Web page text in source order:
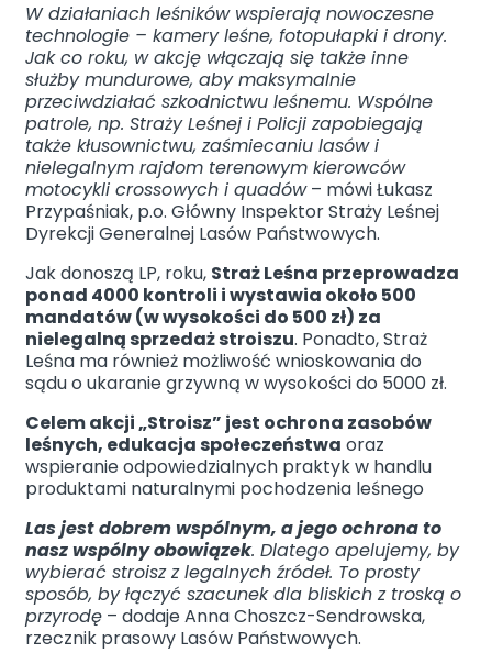
W działaniach leśników wspierają nowoczesne
technologie – kamery leśne, fotopułapki i drony.
Jak co roku, w akcję włączają się także inne
służby mundurowe, aby maksymalnie
przeciwdziałać szkodnictwu leśnemu. Wspólne
patrole, np. Straży Leśnej i Policji zapobiegają
także kłusownictwu, zaśmiecaniu lasów i
nielegalnym rajdom terenowym kierowców
motocykli crossowych i quadów– mówi Łukasz
Przypaśniak, p.o. Główny Inspektor Straży Leśnej
Dyrekcji Generalnej Lasów Państwowych.
Jak donoszą LP, roku, Straż Leśna przeprowadza
ponad 4000 kontroli i wystawia około 500
mandatów (w wysokości do 500 zł) za
nielegalną sprzedaż stroiszu. Ponadto, Straż
Leśna ma również możliwość wnioskowania do
sądu o ukaranie grzywną w wysokości do 5000 zł.
Celem akcji „Stroisz” jest ochrona zasobów
leśnych, edukacja społeczeństwa oraz
wspieranie odpowiedzialnych praktyk w handlu
produktami naturalnymi pochodzenia leśnego
Las jest dobrem wspólnym, a jego ochrona to
nasz wspólny obowiązek. Dlatego apelujemy, by
wybierać stroisz z legalnych źródeł. To prosty
sposób, by łączyć szacunek dla bliskich z troską o
przyrodę – dodaje Anna Choszcz-Sendrowska,
rzecznik prasowy Lasów Państwowych.